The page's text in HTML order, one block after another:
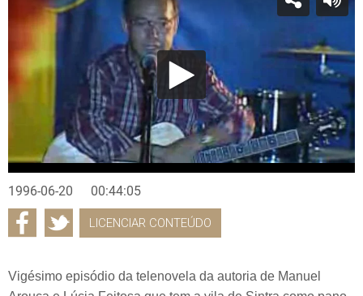
1996-06-20 00:44:05
LICENCIAR CONTEÚDO
Vigésimo episódio da telenovela da autoria de Manuel